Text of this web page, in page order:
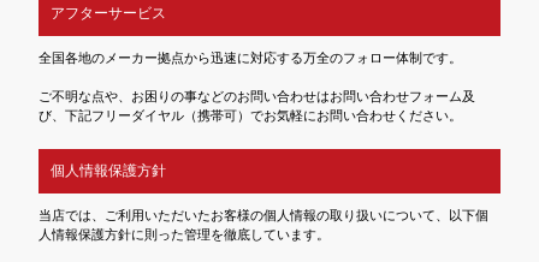
アフターサービス
全国各地のメーカー拠点から迅速に対応する万全のフォロー体制です。
ご不明な点や、お困りの事などのお問い合わせはお問い合わせフォーム及
び、下記フリーダイヤル（携帯可）でお気軽にお問い合わせください。
個人情報保護方針
当店では、ご利用いただいたお客様の個人情報の取り扱いについて、以下個
人情報保護方針に則った管理を徹底しています。